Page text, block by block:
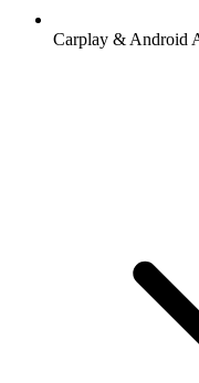
Carplay & Android